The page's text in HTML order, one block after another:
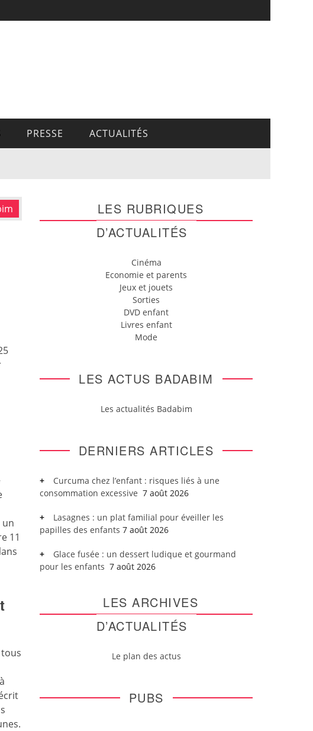
PRESSE ACTUALITÉS
un
11
LES RUBRIQUES
D’ACTUALITÉS
Cinéma
Economie et parents
Jeux et jouets
Sorties
DVD enfant
Livres enfant
Mode
LES ACTUS BADABIM
Les actualités Badabim
DERNIERS ARTICLES
Curcuma chez l’enfant : risques liés à une
consommation excessive 7 août 2026
Lasagnes : un plat familial pour éveiller les
papilles des enfants 7 août 2026
Glace fusée : un dessert ludique et gourmand
pour les enfants 7 août 2026
LES ARCHIVES
D’ACTUALITÉS
Le plan des actus
PUBS